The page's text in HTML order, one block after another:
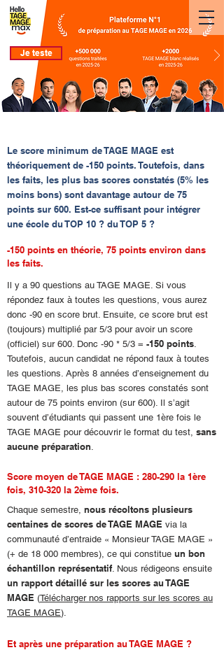
Je teste
Le score minimum de TAGE MAGE est
théoriquement de -150 points. Toutefois, dans
les faits, les plus bas scores constatés (5% les
moins bons) sont davantage autour de 75
points sur 600. Est-ce suffisant pour intégrer
une école du TOP 10 ? du TOP 5 ?
-150 points en théorie, 75 points environ dans
les faits.
Il y a 90 questions au TAGE MAGE. Si vous
répondez faux à toutes les questions, vous aurez
donc -90 en score brut. Ensuite, ce score brut est
(toujours) multiplié par 5/3 pour avoir un score
(officiel) sur 600. Donc -90 * 5/3 = -150 points.
Toutefois, aucun candidat ne répond faux à toutes
les questions. Après 8 années d’enseignement du
TAGE MAGE, les plus bas scores constatés sont
autour de 75 points environ (sur 600). Il s’agit
souvent d’étudiants qui passent une 1ère fois le
TAGE MAGE pour découvrir le format du test, sans
aucune préparation.
Score moyen de TAGE MAGE : 280-290 la 1ère
fois, 310-320 la 2ème fois.
Chaque semestre, nous récoltons plusieurs
centaines de scores de TAGE MAGE via la
communauté d’entraide « Monsieur TAGE MAGE »
(+ de 18 000 membres), ce qui constitue un bon
échantillon représentatif. Nous rédigeons ensuite
un rapport détaillé sur les scores au TAGE
MAGE (Télécharger nos rapports sur les scores au
TAGE MAGE).
Et après une préparation au TAGE MAGE ?